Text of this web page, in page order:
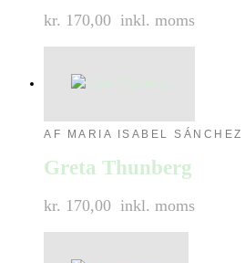
kr. 170,00 inkl. moms
AF MARIA ISABEL SÁNCHEZ
Greta Thunberg
kr. 170,00 inkl. moms